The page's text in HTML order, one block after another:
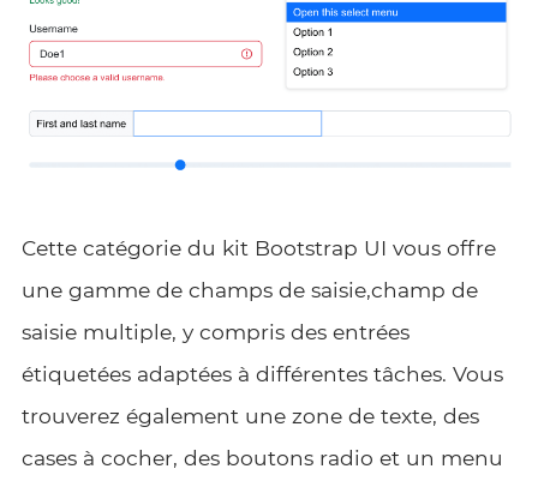
Cette catégorie du kit Bootstrap UI vous offre
une gamme de champs de saisie,champ de
saisie multiple, y compris des entrées
étiquetées adaptées à différentes tâches. Vous
trouverez également une zone de texte, des
cases à cocher, des boutons radio et un menu